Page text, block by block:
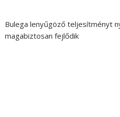
Bulega lenyűgöző teljesítményt
magabiztosan fejlődik